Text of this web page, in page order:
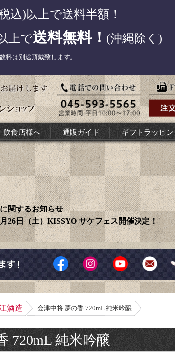
込)以上で送料半額！
上で送料無料！ (沖縄除く)
料は別途頂戴致します。
飲食店様へ 通販ガイド ギフトラッピン
関するお知らせ
26日（土）KISSYO サケフェス開催決定！
酒造 会津中将 夢の香 720mL 純米吟醸
720mL 純米吟醸